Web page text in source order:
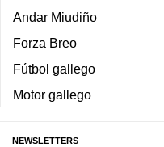
Andar Miudiño
Forza Breo
Fútbol gallego
Motor gallego
NEWSLETTERS